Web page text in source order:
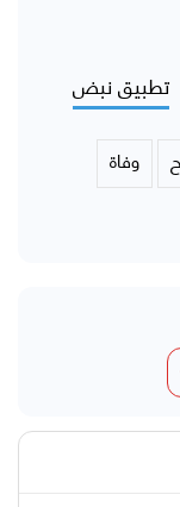
تطبيق نبض
وفاة